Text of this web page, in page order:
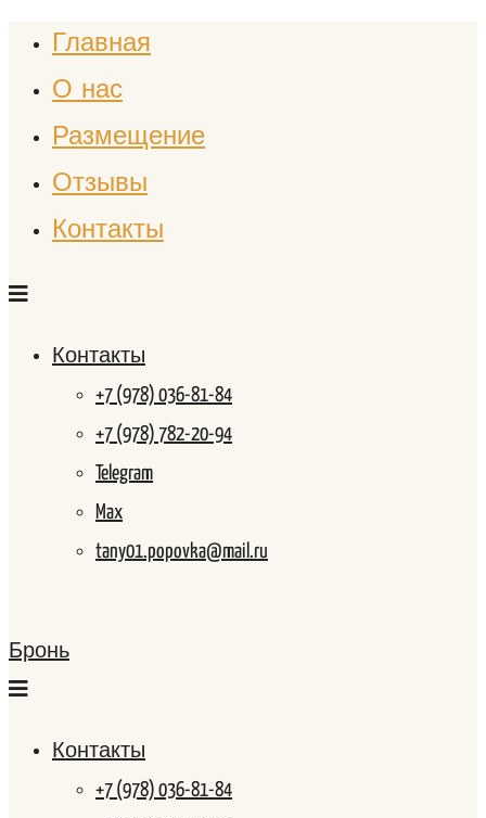
Главная
О нас
Размещение
Отзывы
Контакты
Контакты
+7 (978) 036-81-84
+7 (978) 782-20-94
Telegram
Max
tany01.popovka@mail.ru
Бронь
Контакты
+7 (978) 036-81-84